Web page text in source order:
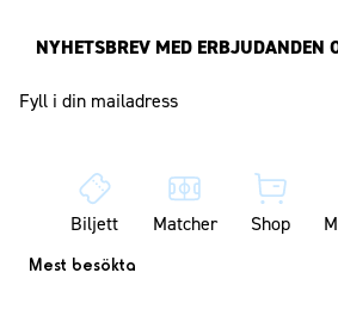
NYHETSBREV MED ERBJUDANDEN
Biljett Matcher Shop
Mest besökta